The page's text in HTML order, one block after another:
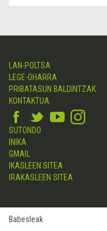
LAN-POLTSA
LEGE-OHARRA
PRIBATASUN BALDINTZAK
KONTAKTUA
SUTONDO
INIKA
GMAIL
IKASLEEN SITEA
IRAKASLEEN SITEA
Babesleak